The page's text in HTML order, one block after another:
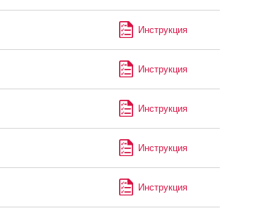
Инструкция
Инструкция
Инструкция
Инструкция
Инструкция